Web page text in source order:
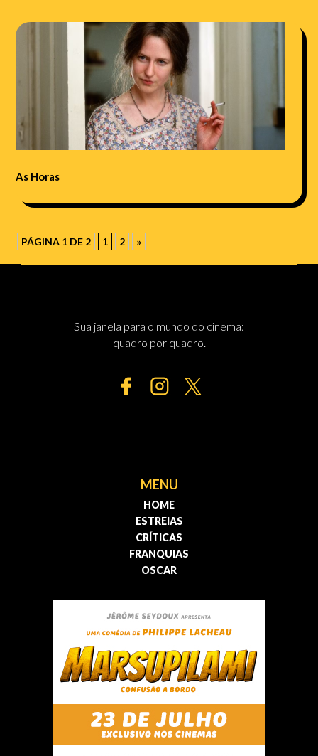
As Horas
PÁGINA 1 DE 2 1 2 »
Sua janela para o mundo do cinema:
quadro por quadro.
MENU
HOME
ESTREIAS
CRÍTICAS
FRANQUIAS
OSCAR